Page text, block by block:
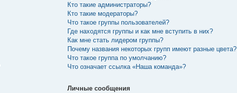
Кто такие администраторы?
Кто такие модераторы?
Что такое группы пользователей?
Где находятся группы и как мне вступить в них?
Как мне стать лидером группы?
Почему названия некоторых групп имеют разные цвета?
Что такое группа по умолчанию?
Что означает ссылка «Наша команда»?
Личные сообщения